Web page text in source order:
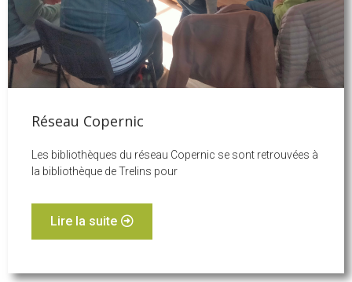
Réseau Copernic
Les bibliothèques du réseau Copernic se sont retrouvées à
la bibliothèque de Trelins pour
Lire la suite